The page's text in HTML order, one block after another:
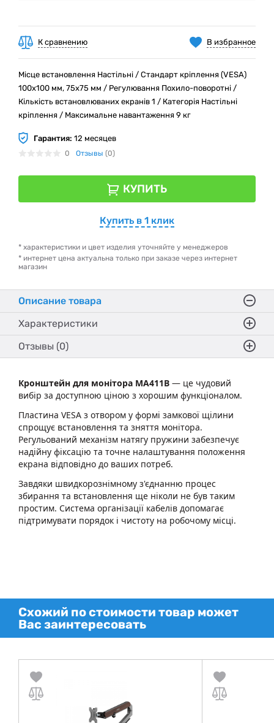
В избранное
К сравнению
Місце встановлення Настільні / Стандарт кріплення (VESA)
100x100 мм, 75x75 мм / Регулювання Похило-поворотні /
Кількість встановлюваних екранів 1 / Категорія Настільні
кріплення / Максимальне навантаження 9 кг
Гарантия: 12 месяцев
0 Отзывы (0)
КУПИТЬ
Купить в 1 клик
* характеристики и цвет изделия уточняйте у менеджеров
* интернет цена актуальна только при заказе через интернет
магазин
Описание товара
Характеристики
Отзывы (0)
Кронштейн для монітора MA411B — це чудовий
вибір за доступною ціною з хорошим функціоналом.
Пластина VESA з отвором у формі замкової щілини
спрощує встановлення та зняття монітора.
Регульований механізм натягу пружини забезпечує
надійну фіксацію та точне налаштування положення
екрана відповідно до ваших потреб.
Завдяки швидкорознімному з'єднанню процес
збирання та встановлення ще ніколи не був таким
простим. Система організації кабелів допомагає
підтримувати порядок і чистоту на робочому місці.
Схожий по стоимости товар может
Вас заинтересовать